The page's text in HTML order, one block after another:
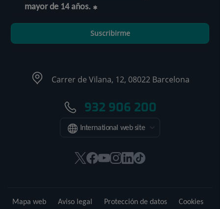
mayor de 14 años.
Suscribirme
Carrer de Vilana, 12, 08022 Barcelona
932 906 200
International web site
Este
en
Este
en
Este
en
Este
en
Este
en
Enlace
externa.
Mapa web Aviso legal Protección de datos Cookies